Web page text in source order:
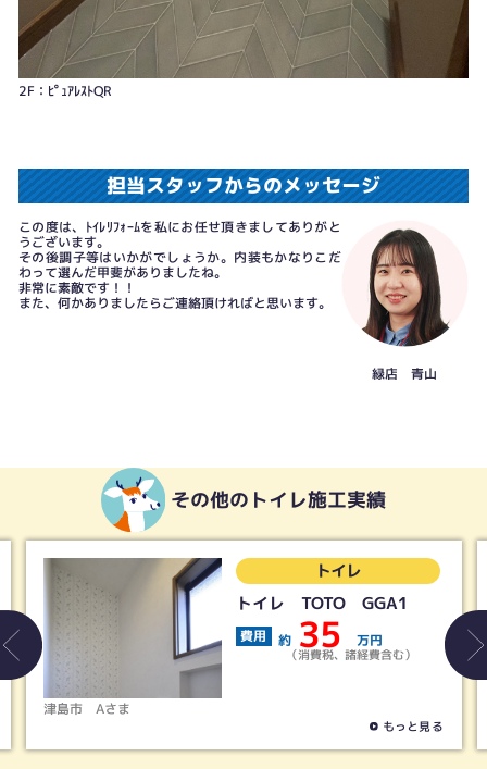
2F：ﾋﾟｭｱﾚｽﾄQR
担当スタッフからのメッセージ
この度は、ﾄｲﾚﾘﾌｫｰﾑを私にお任せ頂きましてありがと
うございます。
その後調子等はいかがでしょうか。内装もかなりこだ
わって選んだ甲斐がありましたね。
非常に素敵です！！
また、何かありましたらご連絡頂ければと思います。
緑店 青山
その他のトイレ施工実績
GGA1
万円
、諸経費含む）
LIXIL／アメー
トイレ＋シャ
費用 19
（消費税、